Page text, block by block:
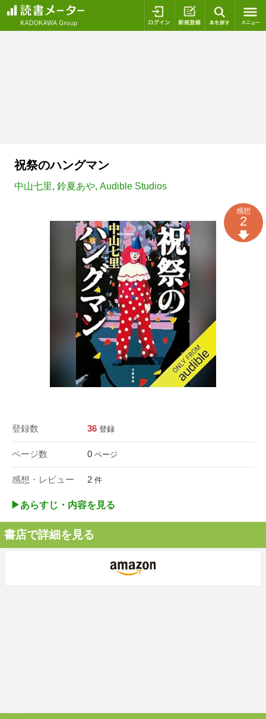
ログイン 新規登録
祝祭のハングマン
中山七里, 鈴夏あや, Audible Studios
登録数 36 登録
ページ数 0 ページ
感想・レビュー 2 件
感想
2
▶︎あらすじ・内容を見る
書店で詳細を見る